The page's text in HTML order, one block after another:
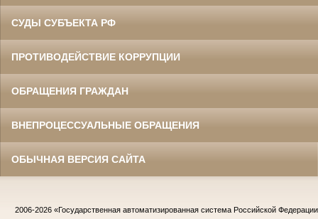
СУДЫ СУБЪЕКТА РФ
ПРОТИВОДЕЙСТВИЕ КОРРУПЦИИ
ОБРАЩЕНИЯ ГРАЖДАН
ВНЕПРОЦЕССУАЛЬНЫЕ ОБРАЩЕНИЯ
ОБЫЧНАЯ ВЕРСИЯ САЙТА
2006-2026 «Государственная автоматизированная система Российской